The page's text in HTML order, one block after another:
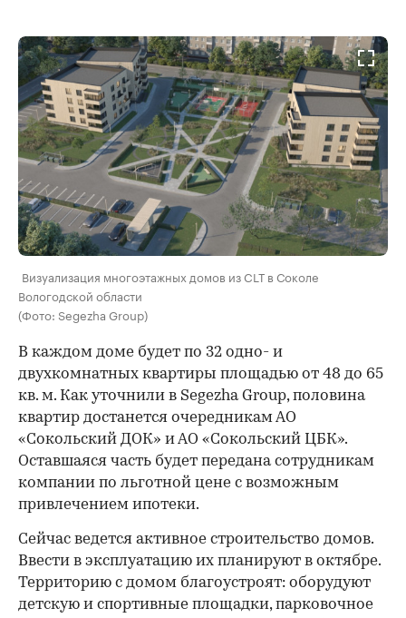
00:00 00:00
Визуализация многоэтажных домов из CLT в Соколе
Вологодской области
(Фото: Segezha Group)
В каждом доме будет по 32 одно- и
двухкомнатных квартиры площадью от 48 до 65
кв. м. Как уточнили в Segezha Group, половина
квартир достанется очередникам АО
«Сокольский ДОК» и АО «Сокольский ЦБК».
Оставшаяся часть будет передана сотрудникам
компании по льготной цене с возможным
привлечением ипотеки.
Сейчас ведется активное строительство домов.
Ввести в эксплуатацию их планируют в октябре.
Территорию с домом благоустроят: оборудуют
детскую и спортивные площадки, парковочное